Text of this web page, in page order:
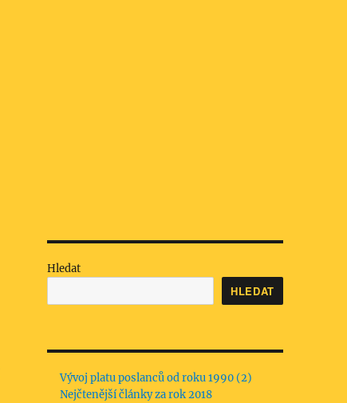
Hledat
HLEDAT
Vývoj platu poslanců od roku 1990 (2)
Nejčtenější články za rok 2018